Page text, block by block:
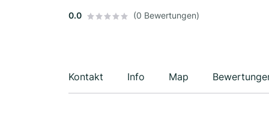
0.0 (0 Bewertungen)
Kontakt Info Map